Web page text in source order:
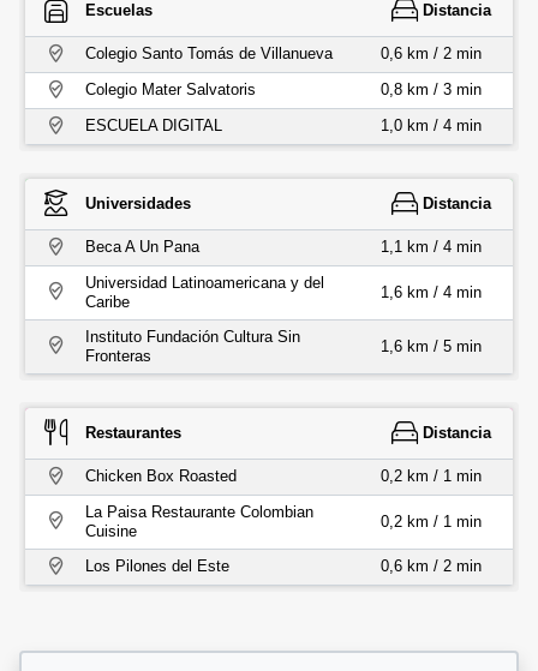
Escuelas Distancia
Colegio Santo Tomás de Villanueva
0,6 km / 2 min
Colegio Mater Salvatoris
0,8 km / 3 min
ESCUELA DIGITAL
1,0 km / 4 min
Universidades Distancia
Beca A Un Pana
1,1 km / 4 min
Universidad Latinoamericana y del
Caribe
1,6 km / 4 min
Instituto Fundación Cultura Sin
Fronteras
1,6 km / 5 min
Restaurantes Distancia
Chicken Box Roasted
0,2 km / 1 min
La Paisa Restaurante Colombian
Cuisine
0,2 km / 1 min
Los Pilones del Este 0,6 km / 2 min